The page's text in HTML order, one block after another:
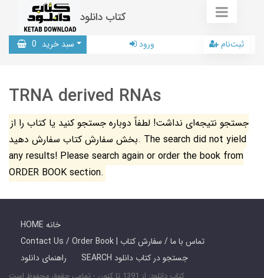
کتاب دانلود
سبد خرید 0 ورود ثبت‌نام
TRNA derived RNAs
جستجو نتیجه‌ای نداشت! لطفاً دوباره جستجو کنید یا کتاب را از
بخش سفارش کتاب سفارش دهید. The search did not yield
any results! Please search again or order the book from
ORDER BOOK section.
HOME خانه
Contact Us / Order Book | تماس با ما / سفارش کتاب
راهنمای دانلود
SEARCH جستجو در کتاب دانلود